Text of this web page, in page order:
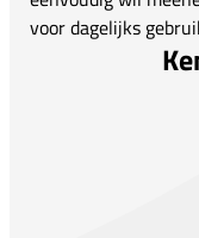
voor dagelijks